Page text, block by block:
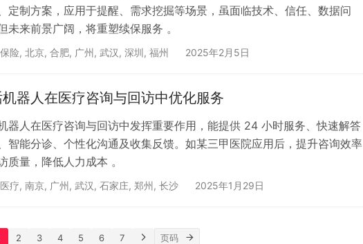
定制方案，应用于提醒、需求挖掘等场景，虽面临技术、信任、数据问
未来前景广阔，将重塑续保服务 。
保险, 北京, 合肥, 广州, 武汉, 深圳, 福州 2025年2月5日
器人在医疗咨询与回访中优化服务
器人在医疗咨询与回访中发挥重要作用，能提供 24 小时服务、快速解答
智能分诊、个性化沟通及收集反馈。如某三甲医院应用后，提升咨询效率
质量，降低人力成本 。
医疗, 南京, 广州, 武汉, 石家庄, 郑州, 长沙 2025年1月29日
2 3 4 5 6 7